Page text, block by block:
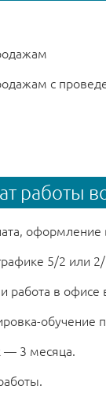
с
работы
оформление
5/2 или
работа в офисе
обучение
— 3 месяца.